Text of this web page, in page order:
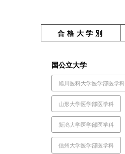
合格大学別
国公立大学
旭川医科大学医学部医学科
山形大学医学部医学科
新潟大学医学部医学科
信州大学医学部医学科